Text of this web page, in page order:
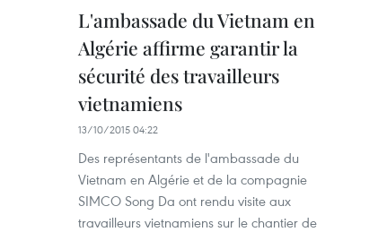
L'ambassade du Vietnam en
Algérie affirme garantir la
sécurité des travailleurs
vietnamiens
13/10/2015 04:22
Des représentants de l'ambassade du
Vietnam en Algérie et de la compagnie
SIMCO Song Da ont rendu visite aux
travailleurs vietnamiens sur le chantier de